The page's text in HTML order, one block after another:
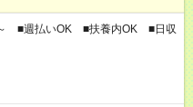
～ ■週払いOK ■扶養内OK ■日収